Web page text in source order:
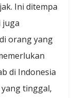
Ini ditempa
juga
orang yang
di Indonesia
tinggal,